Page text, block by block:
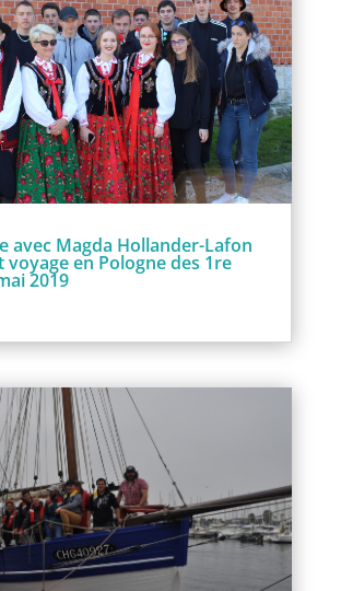
avec Magda Hollander-Lafon
voyage en Pologne des 1re
2019